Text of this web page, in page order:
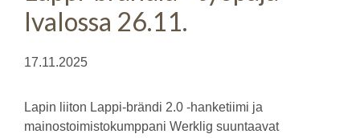
Ivalossa 26.11.
17.11.2025
Lapin liiton Lappi-brändi 2.0 -hanketiimi ja
mainostoimistokumppani Werklig suuntaavat